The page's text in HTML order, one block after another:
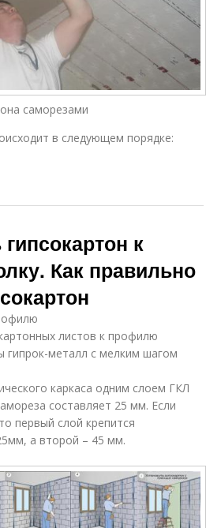
саморезами
в следующем порядке:
к
Как правильно
листов к профилю
гипрок-металл с мелким шагом
каркаса одним слоем ГКЛ
составляет 25 мм. Если
первый слой крепится
а второй – 45 мм.